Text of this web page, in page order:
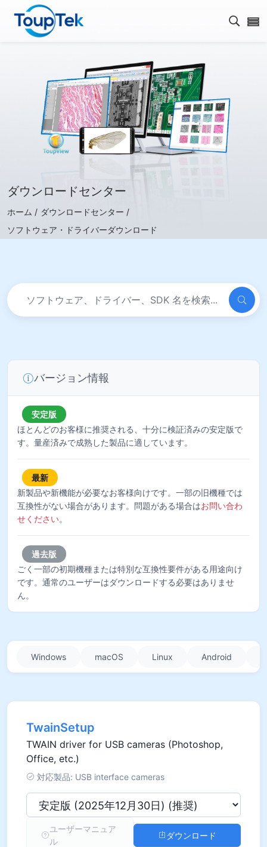
検索
ダウンロードセンター
ホーム / ダウンロードセンター /
ソフトウェア・ドライバーダウンロード
バージョン情報
安定版
ほとんどのお客様に推奨される、十分に検証済みの安定版で
す。量産済みで成熟した製品に適しています。
最新
新製品や新機能が必要なお客様向けです。一部の旧機種では
互換性がない場合があります。問題がある場合はお問い合わ
せください。
過去版
ごく一部の初期機種または特別な互換性要件がある用途向け
です。通常のユーザーはダウンロードする必要はありませ
ん。
Windows macOS Linux Android
TwainSetup
TWAIN driver for USB cameras (Photoshop,
Office, etc.)
対応製品: USB interface cameras
ユーザーマニュア
ル
ダウンロード